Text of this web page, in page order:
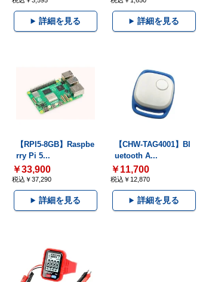
詳細を見る 詳細を見る
【RPI5-8GB】Raspbe
rry Pi 5...
￥33,900
税込￥37,290
詳細を見る
【CHW-TAG4001】Bl
uetooth A...
￥11,700
税込￥12,870
詳細を見る